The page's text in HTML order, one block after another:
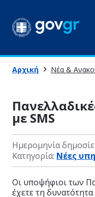
Αρχική Νέα &
με SMS
Ημερομηνία
Κατηγορία: Νέες
Οι υποψήφιοι των
έχετε τη